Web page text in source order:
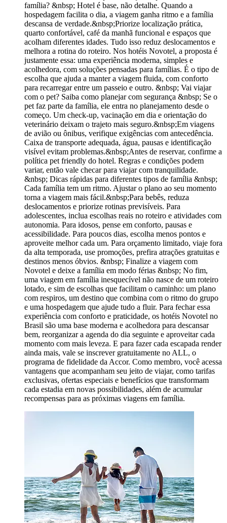
família? &nbsp; Hotel é base, não detalhe. Quando a
hospedagem facilita o dia, a viagem ganha ritmo e a família
descansa de verdade.&nbsp;Priorize localização prática,
quarto confortável, café da manhã funcional e espaços que
acolham diferentes idades. Tudo isso reduz deslocamentos e
melhora a rotina do roteiro. Nos hotéis Novotel, a proposta é
justamente essa: uma experiência moderna, simples e
acolhedora, com soluções pensadas para famílias. É o tipo de
escolha que ajuda a manter a viagem fluida, com conforto
para recarregar entre um passeio e outro. &nbsp; Vai viajar
com o pet? Saiba como planejar com segurança &nbsp; Se o
pet faz parte da família, ele entra no planejamento desde o
começo. Um check-up, vacinação em dia e orientação do
veterinário deixam o trajeto mais seguro.&nbsp;Em viagens
de avião ou ônibus, verifique exigências com antecedência.
Caixa de transporte adequada, água, pausas e identificação
visível evitam problemas.&nbsp;Antes de reservar, confirme a
política pet friendly do hotel. Regras e condições podem
variar, então vale checar para viajar com tranquilidade.
&nbsp; Dicas rápidas para diferentes tipos de família &nbsp;
Cada família tem um ritmo. Ajustar o plano ao seu momento
torna a viagem mais fácil.&nbsp;Para bebês, reduza
deslocamentos e priorize rotinas previsíveis. Para
adolescentes, inclua escolhas reais no roteiro e atividades com
autonomia. Para idosos, pense em conforto, pausas e
acessibilidade. Para poucos dias, escolha menos pontos e
aproveite melhor cada um. Para orçamento limitado, viaje fora
da alta temporada, use promoções, prefira atrações gratuitas e
destinos menos óbvios. &nbsp; Finalize a viagem com
Novotel e deixe a família em modo férias &nbsp; No fim,
uma viagem em família inesquecível não nasce de um roteiro
lotado, e sim de escolhas que facilitam o caminho: um plano
com respiros, um destino que combina com o ritmo do grupo
e uma hospedagem que ajude tudo a fluir. Para fechar essa
experiência com conforto e praticidade, os hotéis Novotel no
Brasil são uma base moderna e acolhedora para descansar
bem, reorganizar a agenda do dia seguinte e aproveitar cada
momento com mais leveza. E para fazer cada escapada render
ainda mais, vale se inscrever gratuitamente no ALL, o
programa de fidelidade da Accor. Como membro, você acessa
vantagens que acompanham seu jeito de viajar, como tarifas
exclusivas, ofertas especiais e benefícios que transformam
cada estadia em novas possibilidades, além de acumular
recompensas para as próximas viagens em família.